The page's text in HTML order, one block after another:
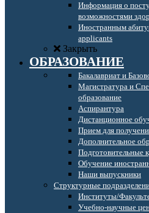
Информация о
возможностями
Иностранным
applicants
Закрыть
ОБРАЗОВАНИЕ
Бакалавриат и
Магистратура и
образование
Аспирантура
Дистанционное
Прием для
Дополнительное
Подготовительные
Обучение
Наши выпускники
Структурные
Институты/
Учебно-научные